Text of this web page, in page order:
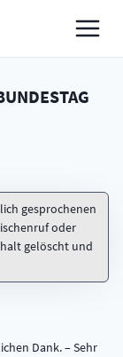
gesprochenen
oder
gelöscht und
Dank. – Sehr